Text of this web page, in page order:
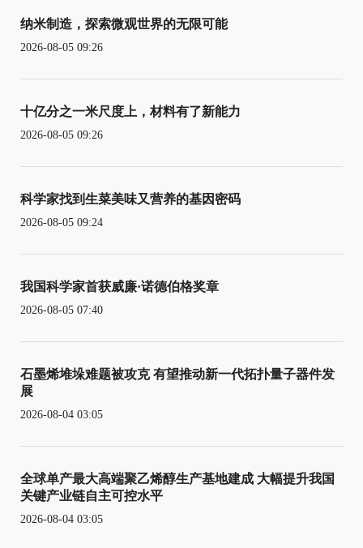
纳米制造，探索微观世界的无限可能
2026-08-05 09:26
十亿分之一米尺度上，材料有了新能力
2026-08-05 09:26
科学家找到生菜美味又营养的基因密码
2026-08-05 09:24
我国科学家首获威廉·诺德伯格奖章
2026-08-05 07:40
石墨烯堆垛难题被攻克 有望推动新一代拓扑量子器件发
展
2026-08-04 03:05
全球单产最大高端聚乙烯醇生产基地建成 大幅提升我国
关键产业链自主可控水平
2026-08-04 03:05